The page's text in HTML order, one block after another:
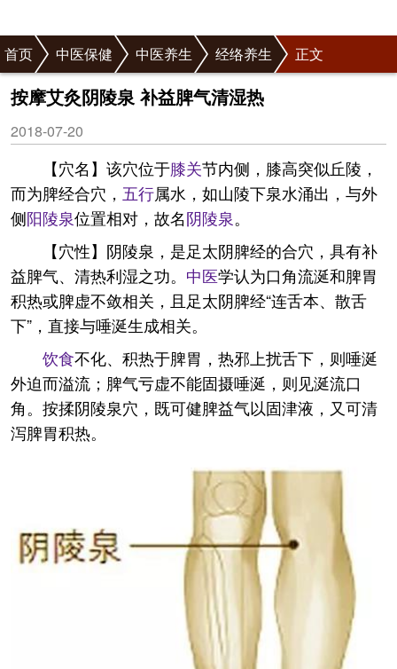
首页 中医保健 中医养生 经络养生 正文
按摩艾灸阴陵泉 补益脾气清湿热
2018-07-20
【穴名】该穴位于膝关节内侧，膝高突似丘陵，
而为脾经合穴， 五行属水，如山陵下泉水涌出，与外
侧阳陵泉位置相对，故名阴陵泉。
【穴性】阴陵泉，是足太阴脾经的合穴，具有补
益脾气、清热利湿之功。 中医学认为口角流涎和脾胃
积热或脾虚不敛相关，且足太阴脾经“连舌本、散舌
下”，直接与唾涎生成相关。
饮食不化、积热于脾胃，热邪上扰舌下，则唾涎
外迫而溢流；脾气亏虚不能固摄唾涎，则见涎流口
角。按揉阴陵泉穴，既可健脾益气以固津液，又可清
泻脾胃积热。